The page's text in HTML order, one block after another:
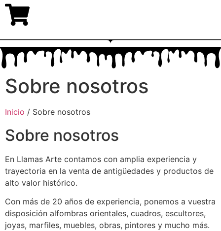
Sobre nosotros
Inicio / Sobre nosotros
Sobre nosotros
En Llamas Arte contamos con amplia experiencia y
trayectoria en la venta de antigüedades y productos de
alto valor histórico.
Con más de 20 años de experiencia, ponemos a vuestra
disposición alfombras orientales, cuadros, escultores,
joyas, marfiles, muebles, obras, pintores y mucho más.